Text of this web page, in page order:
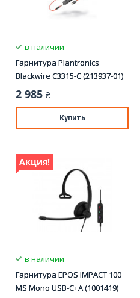
в наличии
Гарнитура Plantronics
Blackwire C3315-C (213937-01)
2 985 ₴
Купить
Акция!
в наличии
Гарнитура EPOS IMPACT 100
MS Mono USB-C+A (1001419)